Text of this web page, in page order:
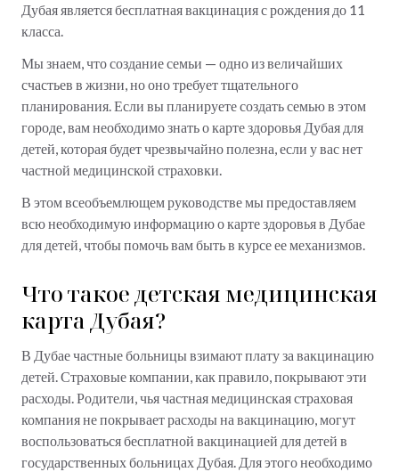
Дубая является бесплатная вакцинация с рождения до 11
класса.
Мы знаем, что создание семьи — одно из величайших
счастьев в жизни, но оно требует тщательного
планирования. Если вы планируете создать семью в этом
городе, вам необходимо знать о карте здоровья Дубая для
детей, которая будет чрезвычайно полезна, если у вас нет
частной медицинской страховки.
В этом всеобъемлющем руководстве мы предоставляем
всю необходимую информацию о карте здоровья в Дубае
для детей, чтобы помочь вам быть в курсе ее механизмов.
Что такое детская медицинская
карта Дубая?
В Дубае частные больницы взимают плату за вакцинацию
детей. Страховые компании, как правило, покрывают эти
расходы. Родители, чья частная медицинская страховая
компания не покрывает расходы на вакцинацию, могут
воспользоваться бесплатной вакцинацией для детей в
государственных больницах Дубая. Для этого необходимо